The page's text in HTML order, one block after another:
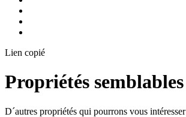
Lien copié
Propriétés semblables
D´autres propriétés qui pourrons vous intéresser